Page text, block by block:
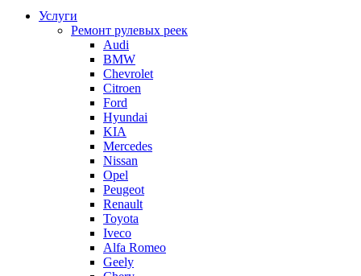
Услуги
Ремонт рулевых реек
Audi
BMW
Chevrolet
Citroen
Ford
Hyundai
KIA
Mercedes
Nissan
Opel
Peugeot
Renault
Toyota
Iveco
Alfa Romeo
Geely